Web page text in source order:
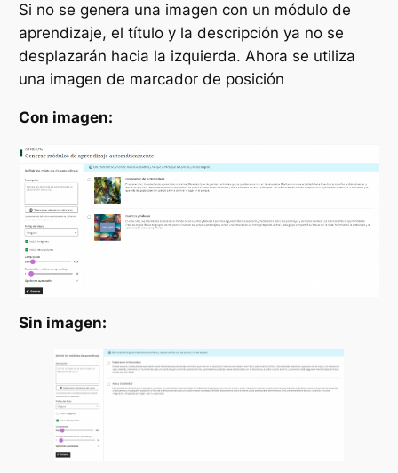
Si no se genera una imagen con un módulo de
aprendizaje, el título y la descripción ya no se
desplazarán hacia la izquierda. Ahora se utiliza
una imagen de marcador de posición
Con imagen:
Sin imagen: